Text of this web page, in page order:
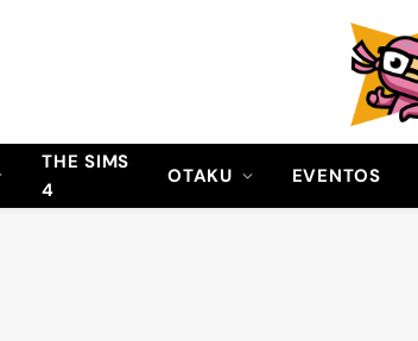
THE SIMS
4
OTAKU EVENTOS